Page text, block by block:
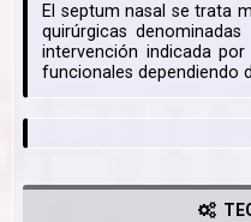
El septum nasal se trata
quirúrgicas
intervención indicada
funcionales dependiendo